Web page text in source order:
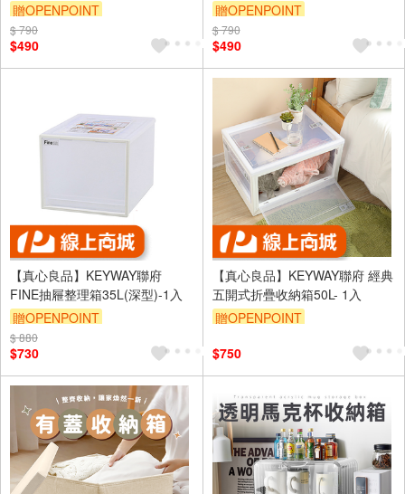
贈OPENPOINT
滿3000享95折
$ 790
$490
贈OPENPOINT
滿3000享95折
$ 790
$490
【真心良品】KEYWAY聯府
FINE抽屜整理箱35L(深型)-1入
贈OPENPOINT
訂單滿1999享95折
$ 880
$730
【真心良品】KEYWAY聯府 經典
五開式折疊收納箱50L- 1入
贈OPENPOINT
$750